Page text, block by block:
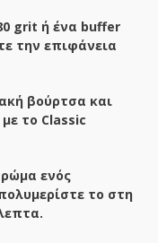
grit ή ένα buffer
την επιφάνεια
βούρτσα και
το Classic
ενός
το στη